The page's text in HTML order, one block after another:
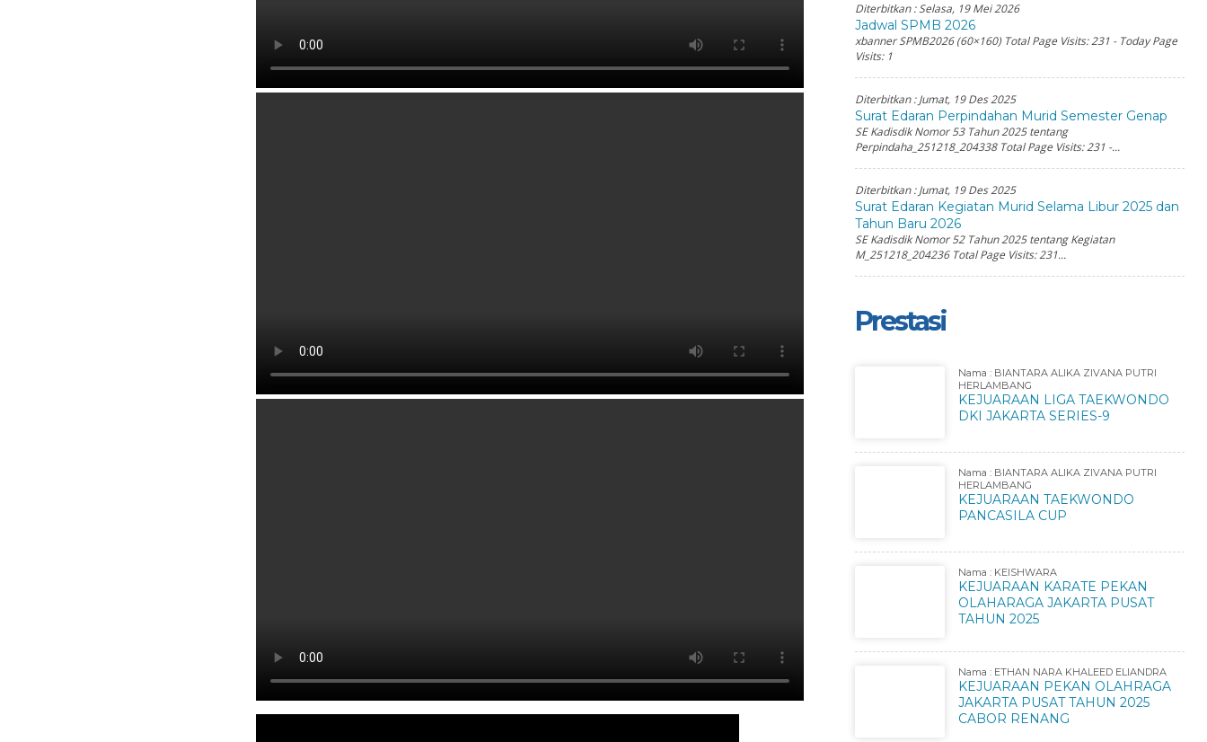
Diterbitkan :Selasa, 19 Mei 2026
Jadwal SPMB 2026
xbanner SPMB2026 (60×160) Total Page Visits: 231 - Today Page
Visits: 1
Diterbitkan :Jumat, 19 Des 2025
Surat Edaran Perpindahan Murid Semester Genap
SE Kadisdik Nomor 53 Tahun 2025 tentang
Perpindaha_251218_204338 Total Page Visits: 231 -...
Diterbitkan :Jumat, 19 Des 2025
Surat Edaran Kegiatan Murid Selama Libur 2025 dan
Tahun Baru 2026
SE Kadisdik Nomor 52 Tahun 2025 tentang Kegiatan
M_251218_204236 Total Page Visits: 231...
Prestasi
Nama : BIANTARA ALIKA ZIVANA PUTRI
HERLAMBANG
KEJUARAAN LIGA TAEKWONDO
DKI JAKARTA SERIES-9
Nama : BIANTARA ALIKA ZIVANA PUTRI
HERLAMBANG
KEJUARAAN TAEKWONDO
PANCASILA CUP
Nama : KEISHWARA
KEJUARAAN KARATE PEKAN
OLAHARAGA JAKARTA PUSAT
TAHUN 2025
Nama : ETHAN NARA KHALEED ELIANDRA
KEJUARAAN PEKAN OLAHRAGA
JAKARTA PUSAT TAHUN 2025
CABOR RENANG